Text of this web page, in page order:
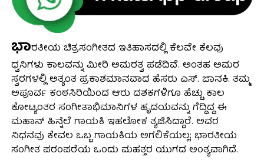
ಭಾರತೀಯ ಚಿತ್ರಸಂಗೀತದ ಇತಿಹಾಸದಲ್ಲಿ ಕೆಲವೇ ಕೆಲವು
ಧ್ವನಿಗಳು ಕಾಲವನ್ನು ಮೀರಿ ಅಮರತ್ವ ಪಡೆದಿವೆ. ಅಂತಹ ಅಮರ
ಸ್ವರಗಳಲ್ಲಿ ಅತ್ಯಂತ ಪ್ರಕಾಶಮಾನವಾದ ಹೆಸರು ಎಸ್. ಜಾನಕಿ. ತಮ್ಮ
ಅಪೂರ್ವ ಕಂಠಸಿರಿಯಿಂದ ಆರು ದಶಕಗಳಿಗೂ ಹೆಚ್ಚು ಕಾಲ
ಕೋಟ್ಯಂತರ ಸಂಗೀತಾಭಿಮಾನಿಗಳ ಹೃದಯವನ್ನು ಗೆದ್ದಿದ್ದ ಈ
ಮಹಾನ್ ಹಿನ್ನೆಲೆ ಗಾಯಕಿ ಇಹಲೋಕ ತ್ಯಜಿಸಿದ್ದಾರೆ. ಅವರ
ನಿಧನವು ಕೇವಲ ಒಬ್ಬ ಗಾಯಕಿಯ ಅಗಲಿಕೆಯಲ್ಲ; ಭಾರತೀಯ
ಸಂಗೀತ ಪರಂಪರೆಯ ಒಂದು ಮಹತ್ತರ ಯುಗದ ಅಂತ್ಯವಾಗಿದೆ.